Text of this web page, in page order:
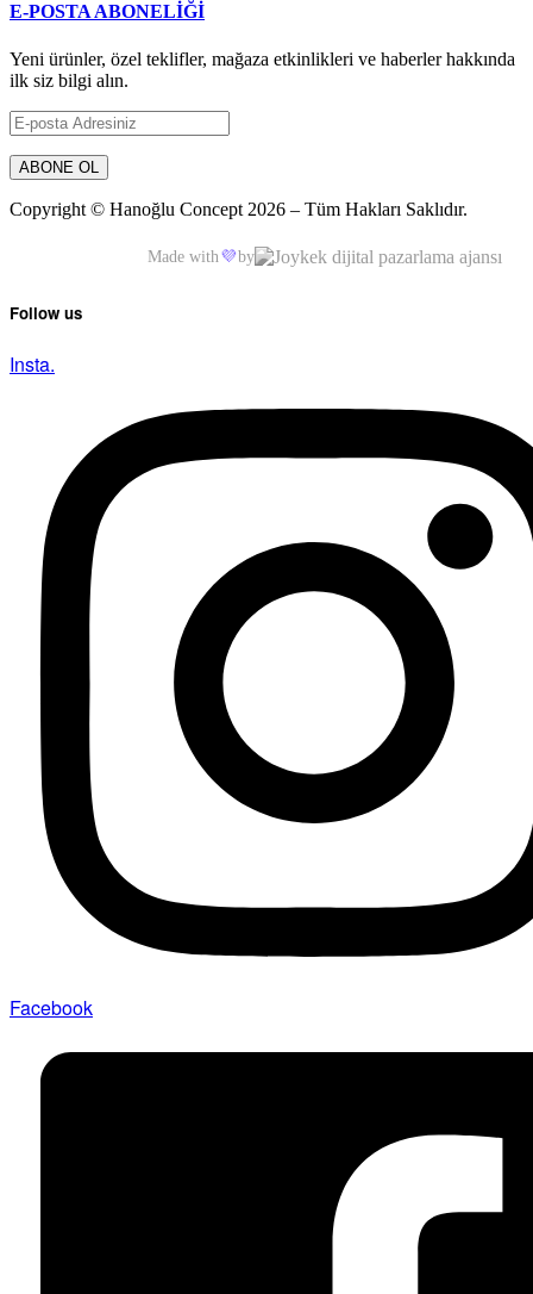
E-POSTA ABONELİĞİ
Yeni ürünler, özel teklifler, mağaza etkinlikleri ve haberler hakkında
ilk siz bilgi alın.
Copyright © Hanoğlu Concept 2026 – Tüm Hakları Saklıdır.
Made with 💜by
Follow us
Insta.
Facebook